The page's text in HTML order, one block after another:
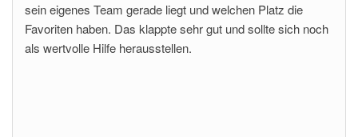
sein eigenes Team gerade liegt und welchen Platz die
Favoriten haben. Das klappte sehr gut und sollte sich noch
als wertvolle Hilfe herausstellen.